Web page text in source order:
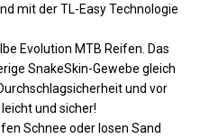
mit der TL-Easy Technologie
Evolution MTB Reifen. Das
SnakeSkin-Gewebe gleich
und vor
und sicher!
Schnee oder losen Sand